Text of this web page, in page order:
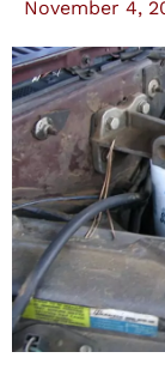
November 4,